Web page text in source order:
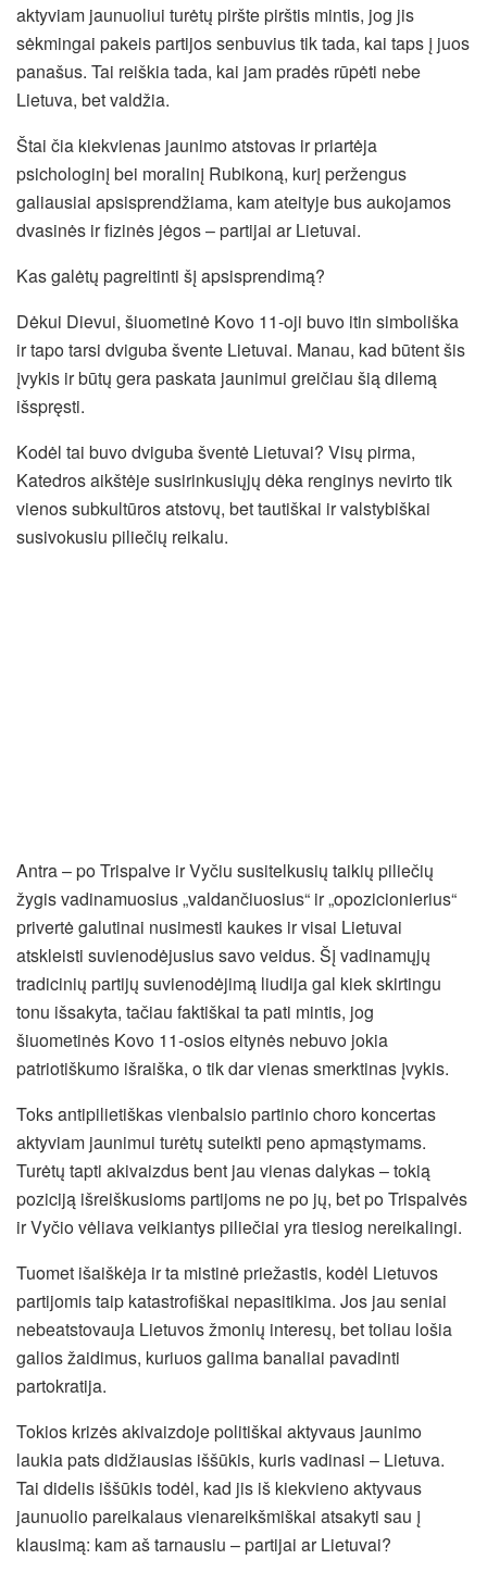
aktyviam jaunuoliui turėtų piršte pirštis mintis, jog jis
sėkmingai pakeis partijos senbuvius tik tada, kai taps į juos
panašus. Tai reiškia tada, kai jam pradės rūpėti nebe
Lietuva, bet valdžia.
Štai čia kiekvienas jaunimo atstovas ir priartėja
psichologinį bei moralinį Rubikoną, kurį peržengus
galiausiai apsisprendžiama, kam ateityje bus aukojamos
dvasinės ir fizinės jėgos – partijai ar Lietuvai.
Kas galėtų pagreitinti šį apsisprendimą?
Dėkui Dievui, šiuometinė Kovo 11-oji buvo itin simboliška
ir tapo tarsi dviguba švente Lietuvai. Manau, kad būtent šis
įvykis ir būtų gera paskata jaunimui greičiau šią dilemą
išspręsti.
Kodėl tai buvo dviguba šventė Lietuvai? Visų pirma,
Katedros aikštėje susirinkusiųjų dėka renginys nevirto tik
vienos subkultūros atstovų, bet tautiškai ir valstybiškai
susivokusiu piliečių reikalu.
Antra – po Trispalve ir Vyčiu susitelkusių taikių piliečių
žygis vadinamuosius „valdančiuosius“ ir „opozicionierius“
privertė galutinai nusimesti kaukes ir visai Lietuvai
atskleisti suvienodėjusius savo veidus. Šį vadinamųjų
tradicinių partijų suvienodėjimą liudija gal kiek skirtingu
tonu išsakyta, tačiau faktiškai ta pati mintis, jog
šiuometinės Kovo 11-osios eitynės nebuvo jokia
patriotiškumo išraiška, o tik dar vienas smerktinas įvykis.
Toks antipilietiškas vienbalsio partinio choro koncertas
aktyviam jaunimui turėtų suteikti peno apmąstymams.
Turėtų tapti akivaizdus bent jau vienas dalykas – tokią
poziciją išreiškusioms partijoms ne po jų, bet po Trispalvės
ir Vyčio vėliava veikiantys piliečiai yra tiesiog nereikalingi.
Tuomet išaiškėja ir ta mistinė priežastis, kodėl Lietuvos
partijomis taip katastrofiškai nepasitikima. Jos jau seniai
nebeatstovauja Lietuvos žmonių interesų, bet toliau lošia
galios žaidimus, kuriuos galima banaliai pavadinti
partokratija.
Tokios krizės akivaizdoje politiškai aktyvaus jaunimo
laukia pats didžiausias iššūkis, kuris vadinasi – Lietuva.
Tai didelis iššūkis todėl, kad jis iš kiekvieno aktyvaus
jaunuolio pareikalaus vienareikšmiškai atsakyti sau į
klausimą: kam aš tarnausiu – partijai ar Lietuvai?